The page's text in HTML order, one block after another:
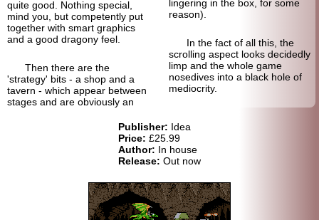
quite good. Nothing special,
mind you, but competently put
together with smart graphics
and a good dragony feel.
Then there are the
'strategy' bits - a shop and a
tavern - which appear between
stages and are obviously an
lingering in the box, for some
reason).
In the fact of all this, the
scrolling aspect looks decidedly
limp and the whole game
nosedives into a black hole of
mediocrity.
Publisher: Idea
Price: £25.99
Author: In house
Release: Out now